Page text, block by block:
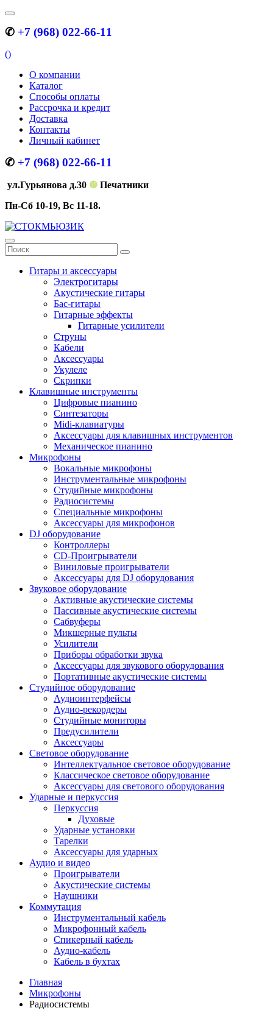
✆ +7 (968) 022-66-11
()
О компании
Каталог
Способы оплаты
Рассрочка и кредит
Доставка
Контакты
Личный кабинет
✆ +7 (968) 022-66-11
ул.Гурьянова д.30 ❿ Печатники
Пн-Сб 10-19, Вс 11-18.
Гитары и аксессуары
Электрогитары
Акустические гитары
Бас-гитары
Гитарные эффекты
Гитарные усилители
Струны
Кабели
Аксессуары
Укулеле
Скрипки
Клавишные инструменты
Цифровые пианино
Синтезаторы
Midi-клавиатуры
Аксессуары для клавишных инструментов
Механическое пианино
Микрофоны
Вокальные микрофоны
Инструментальные микрофоны
Студийные микрофоны
Радиосистемы
Специальные микрофоны
Аксессуары для микрофонов
DJ оборудование
Контроллеры
CD-Проигрыватели
Виниловые проигрыватели
Аксессуары для DJ оборудования
Звуковое оборудование
Активные акустические системы
Пассивные акустические системы
Сабвуферы
Микшерные пульты
Усилители
Приборы обработки звука
Аксессуары для звукового оборудования
Портативные акустические системы
Студийное оборудование
Аудиоинтерфейсы
Аудио-рекордеры
Студийные мониторы
Предусилители
Аксессуары
Световое оборудование
Интеллектуальное световое оборудование
Классическое световое оборудование
Аксессуары для светового оборудования
Ударные и перкуссия
Перкуссия
Духовые
Ударные установки
Тарелки
Аксессуары для ударных
Аудио и видео
Проигрыватели
Акустические системы
Наушники
Коммутация
Инструментальный кабель
Микрофонный кабель
Спикерный кабель
Аудио-кабель
Кабель в бухтах
Главная
Микрофоны
Радиосистемы